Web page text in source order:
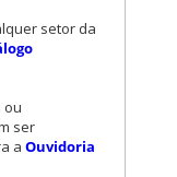
setor da
ou
ser
a Ouvidoria